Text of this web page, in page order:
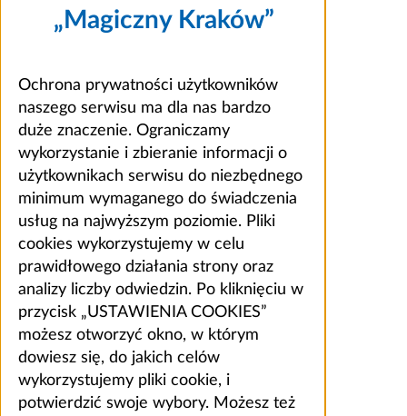
„Magiczny Kraków”
Ochrona prywatności użytkowników
naszego serwisu ma dla nas bardzo
duże znaczenie. Ograniczamy
wykorzystanie i zbieranie informacji o
użytkownikach serwisu do niezbędnego
minimum wymaganego do świadczenia
usług na najwyższym poziomie. Pliki
cookies wykorzystujemy w celu
prawidłowego działania strony oraz
analizy liczby odwiedzin. Po kliknięciu w
przycisk „USTAWIENIA COOKIES”
możesz otworzyć okno, w którym
dowiesz się, do jakich celów
wykorzystujemy pliki cookie, i
potwierdzić swoje wybory. Możesz też